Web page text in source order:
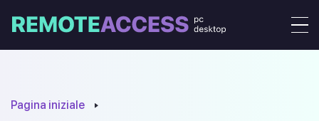
Pagina iniziale